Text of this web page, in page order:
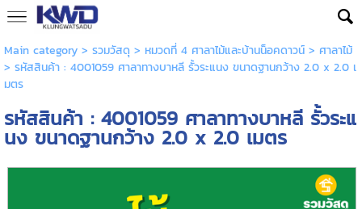
Main category> รวมวัสดุ > หมวดที่ 4 ศาลาไม้และบ้านน็อคดาวน์> ศาลาไม้
> รหัสสินค้า : 4001059 ศาลาทางบาหลี รั้วระแนง ขนาดฐานกว้าง 2.0 x 2.0 เ
มตร
รหัสสินค้า : 4001059 ศาลาทางบาหลี รั้วระแ
นง ขนาดฐานกว้าง 2.0 x 2.0 เมตร